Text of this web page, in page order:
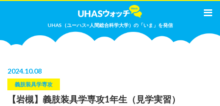
UHAS（ユーハス=人間総合科学大学）の「いま」を発信
2024.10.08
義肢装具学専攻
【岩槻】義肢装具学専攻1年生（見学実習）